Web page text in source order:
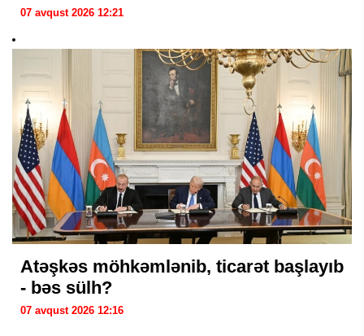
07 avqust 2026 12:21
Atəşkəs möhkəmlənib, ticarət başlayıb
- bəs sülh?
07 avqust 2026 12:16